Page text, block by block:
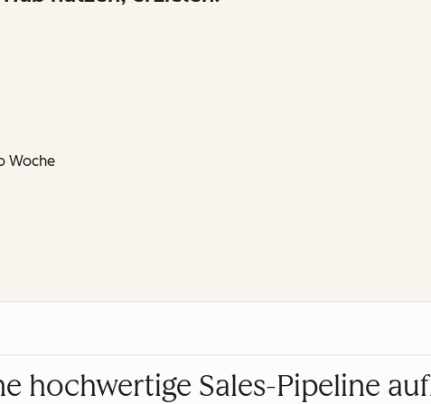
Woche
hochwertige Sales-Pipeline